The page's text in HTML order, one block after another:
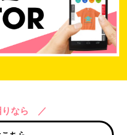
りなら ／